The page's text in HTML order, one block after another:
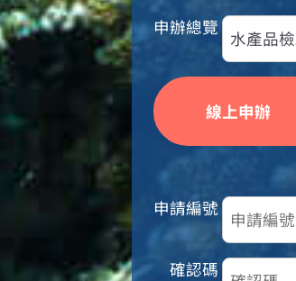
申辦總覽
申請編號
確認碼